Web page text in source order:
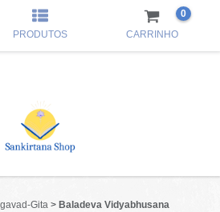
PRODUTOS CARRINHO
0
Gita > Baladeva Vidyabhusana